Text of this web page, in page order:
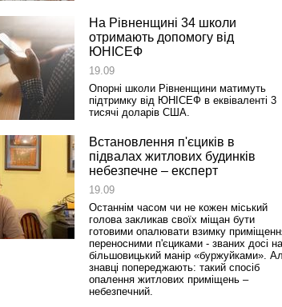
На Рівненщині 34 школи
отримають допомогу від
ЮНІСЕФ
19.09
Опорні школи Рівненщини матимуть
підтримку від ЮНІСЕФ в еквіваленті 3
тисячі доларів США.
Встановлення п'єциків в
підвалах житлових будинків
небезпечне – експерт
19.09
Останнім часом чи не кожен міський
голова закликав своїх міщан бути
готовими опалювати взимку
переносними п'єциками ‑ званих досі на
більшовицький манір «буржуйками».
знавці попереджають: такий спосіб
опалення житлових приміщень –
небезпечний.